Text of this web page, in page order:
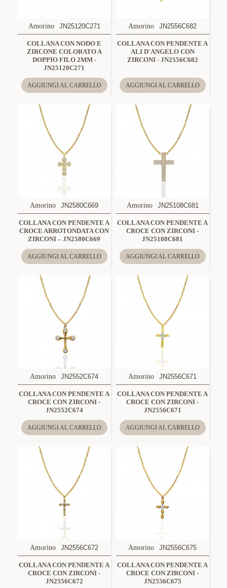
Amorino JN25120C271
COLLANA CON NODO E
ZIRCONE COLORATO A
DOPPIO FILO 2MM -
JN25120C271
AGGIUNGI AL CARRELLO
Amorino JN2556C682
COLLANA CON PENDENTE A
ALI D'ANGELO CON
ZIRCONI - JN2556C682
AGGIUNGI AL CARRELLO
Amorino JN2580C669
COLLANA CON PENDENTE A
CROCE ARROTONDATA CON
ZIRCONI – JN2580C669
AGGIUNGI AL CARRELLO
Amorino JN25108C681
COLLANA CON PENDENTE A
CROCE CON ZIRCONI -
JN25108C681
AGGIUNGI AL CARRELLO
Amorino JN2552C674
COLLANA CON PENDENTE A
CROCE CON ZIRCONI -
JN2552C674
AGGIUNGI AL CARRELLO
Amorino JN2556C671
COLLANA CON PENDENTE A
CROCE CON ZIRCONI -
JN2556C671
AGGIUNGI AL CARRELLO
Amorino JN2556C672
COLLANA CON PENDENTE A
CROCE CON ZIRCONI -
JN2556C672
Amorino JN2556C675
COLLANA CON PENDENTE A
CROCE CON ZIRCONI -
JN2556C675